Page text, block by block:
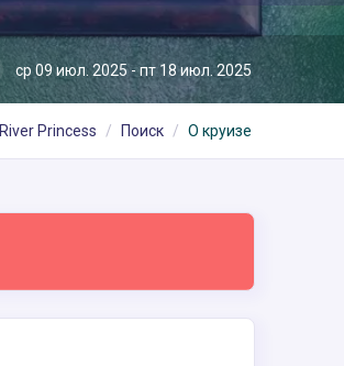
ср 09 июл. 2025 - пт 18 июл. 2025
River Princess Поиск О круизе